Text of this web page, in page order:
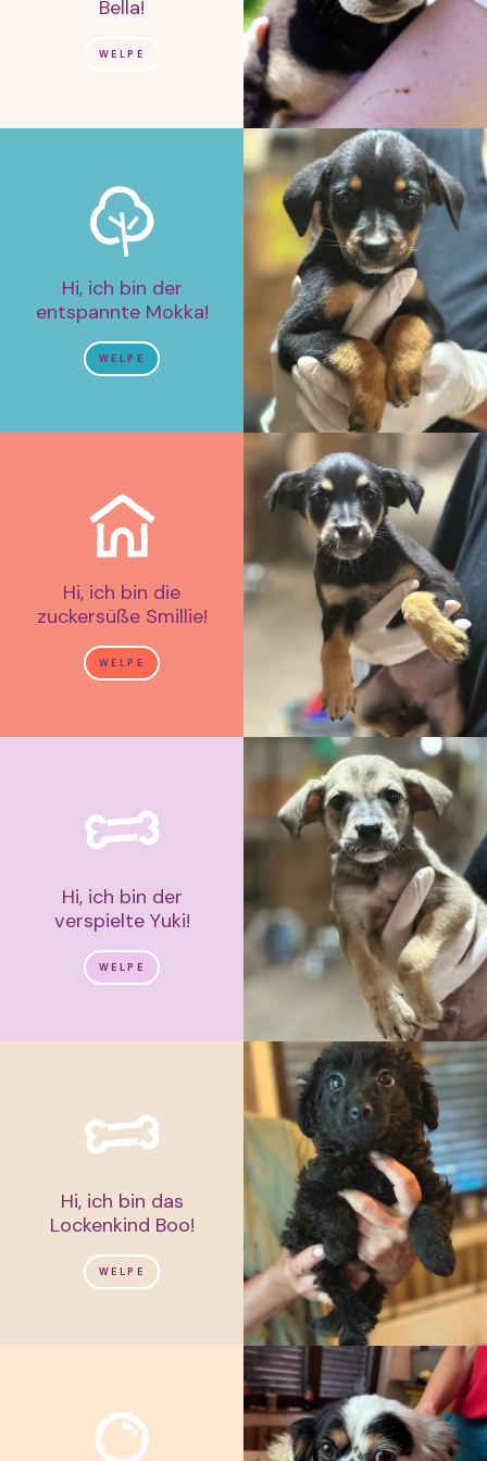
Bella!
WELPE
Hi, ich bin der
entspannte Mokka!
WELPE
Hi, ich bin die
zuckersüße Smillie!
WELPE
Hi, ich bin der
verspielte Yuki!
WELPE
Hi, ich bin das
Lockenkind Boo!
WELPE